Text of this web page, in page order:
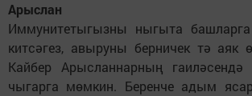
Арыслан
Иммунитетыгызны ныгыта
китсәгез, авыруны берничек тә аяк
Кайбер Арысланнарның гаиләсендә
чыгарга мөмкин. Беренче адым